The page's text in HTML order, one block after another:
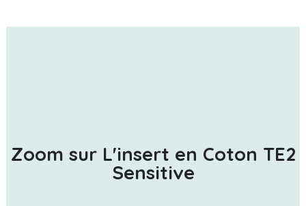
Zoom sur L'insert en Coton TE2
Sensitive